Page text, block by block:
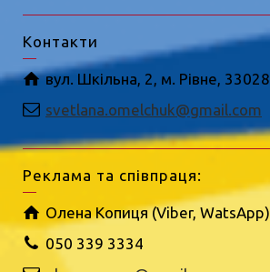
Контакти
вул. Шкільна, 2, м. Рівне, 33028
svetlana.omelchuk@gmail.com
Реклама та співпраця:
Олена Копиця (Viber, WatsApp)
050 339 3334